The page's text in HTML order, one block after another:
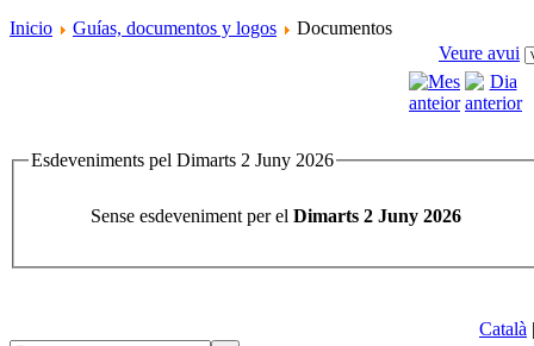
Inicio Guías, documentos y logos
Documentos
Veure avui
Esdeveniments pel Dimarts 2 Juny 2026
Sense esdeveniment per el Dimarts 2 Juny 2026
Català